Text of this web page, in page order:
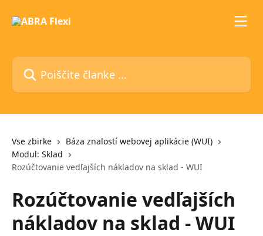
Poiščite članke ...
Vse zbirke
Báza znalostí webovej aplikácie (WUI)
Modul: Sklad
Rozúčtovanie vedľajších nákladov na sklad - WUI
Rozúčtovanie vedľajších
nákladov na sklad - WUI